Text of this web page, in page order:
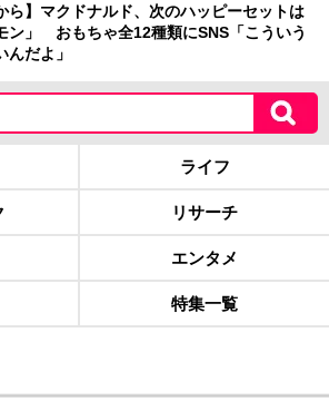
ら】マクドナルド、次のハッピーセットは
ン」 おもちゃ全12種類にSNS「こういう
んだよ」
ライフ
リサーチ
エンタメ
特集一覧